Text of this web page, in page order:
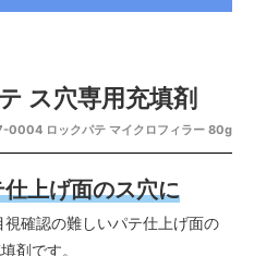
ス穴専用充填剤
0004 ロックパテ マイクロフィラー 80g
上げ面のス穴に
確認の難しいパテ仕上げ面の
剤です。